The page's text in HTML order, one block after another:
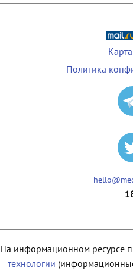
Политика
На информационном ресурсе
технологии